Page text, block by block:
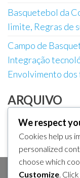
Basquetebol da
limite, Regras de
Campo de
Integração
Envolvimento dos
ARQUIVO
February 2026
January 2026
We respect
Cookies help us
personalized
choose which
Customize. Click